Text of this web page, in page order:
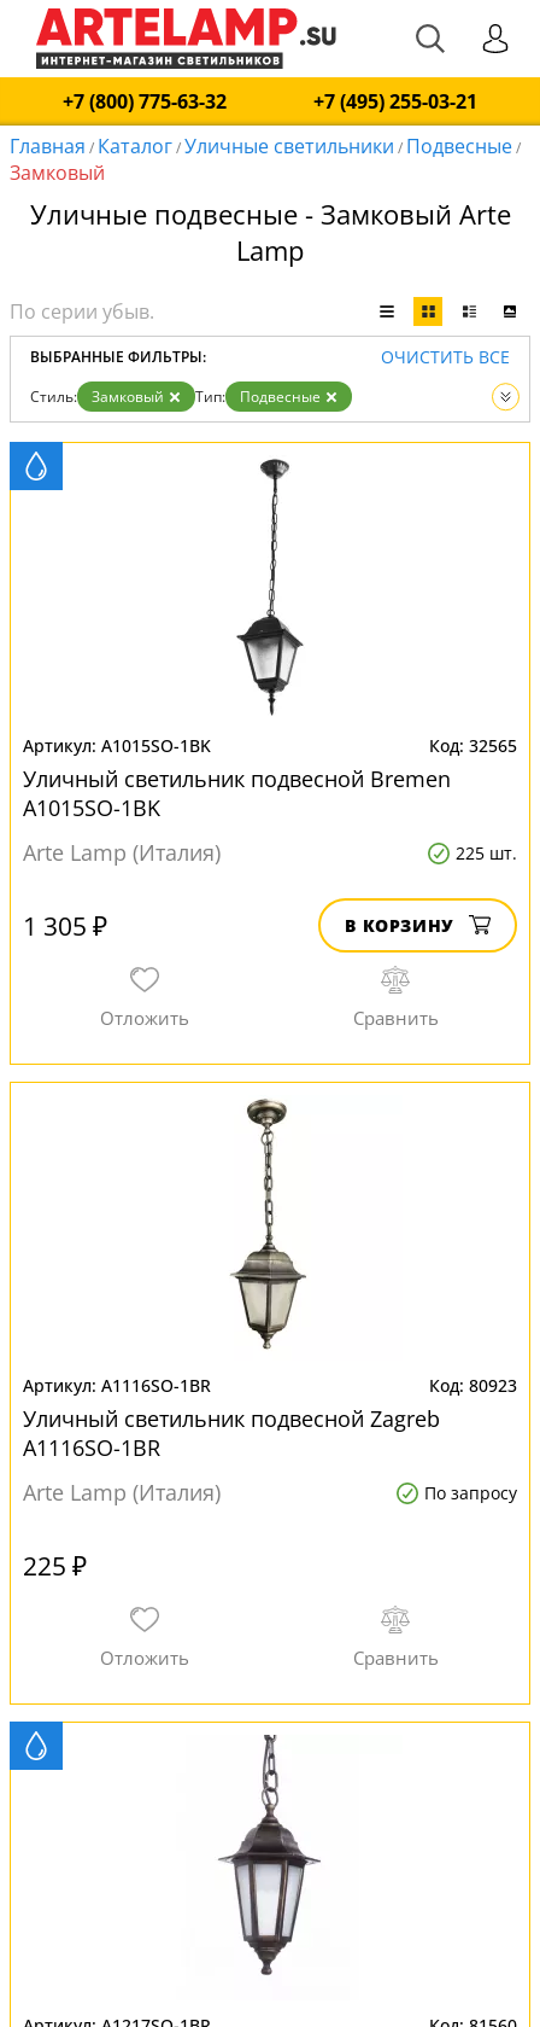
+7 (800) 775-63-32
+7 (495) 255-03-21
Главная / Каталог/Уличные светильники / Подвесные/
Замковый
Уличные подвесные - Замковый Arte
Lamp
ВЫБРАННЫЕ ФИЛЬТРЫ: ОЧИСТИТЬ ВСЕ
Стиль: Замковый Тип:
Подвесные
Вид:
Уличные светильники
A1015SO-1BK 32565
Уличный светильник подвесной Bremen
A1015SO-1BK
Arte Lamp (Италия)
225 шт.
1 305 ₽ В КОРЗИНУ
A1116SO-1BR 80923
Уличный светильник подвесной Zagreb
A1116SO-1BR
Arte Lamp (Италия)
По запросу
225 ₽